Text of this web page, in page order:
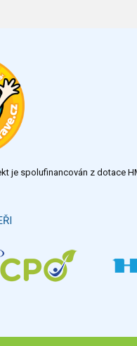
je spolufinancován z dotace